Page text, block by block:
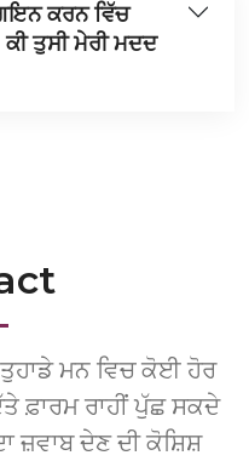
ਕਰਨ ਵਿੱਚ
ਤੁਸੀ ਮੇਰੀ ਮਦਦ
ਮਨ ਵਿਚ ਕੋਈ ਹੋਰ
ਫ਼ਾਰਮ ਰਾਹੀਂ ਪੁੱਛ ਸਕਦੇ
ਜ਼ਵਾਬ ਦੇਣ ਦੀ ਕੋਸ਼ਿਸ਼